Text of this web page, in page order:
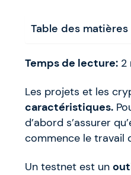
Table des matières
Temps de lecture: 2
Les projets et les
caractéristiques.
d’abord s’assurer
commence le travail
Un testnet est un